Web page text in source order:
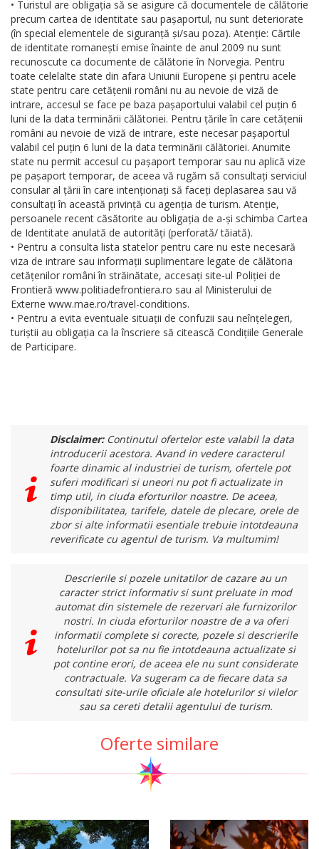
• Turistul are obligația să se asigure că documentele de călătorie
precum cartea de identitate sau pașaportul, nu sunt deteriorate
(în special elementele de siguranță și/sau poza). Atenție: Cărtile
de identitate romanești emise înainte de anul 2009 nu sunt
recunoscute ca documente de călătorie în Norvegia. Pentru
toate celelalte state din afara Uniunii Europene și pentru acele
state pentru care cetățenii români nu au nevoie de viză de
intrare, accesul se face pe baza pașaportului valabil cel puțin 6
luni de la data terminării călătoriei. Pentru țările în care cetățenii
români au nevoie de viză de intrare, este necesar pașaportul
valabil cel puțin 6 luni de la data terminării călătoriei. Anumite
state nu permit accesul cu pașaport temporar sau nu aplică vize
pe pașaport temporar, de aceea vă rugăm să consultați serviciul
consular al țării în care intenționați să faceți deplasarea sau vă
consultați în această privință cu agenția de turism. Atenție,
persoanele recent căsătorite au obligația de a-și schimba Cartea
de Identitate anulată de autorități (perforată/ tăiată).
• Pentru a consulta lista statelor pentru care nu este necesară
viza de intrare sau informații suplimentare legate de călătoria
cetățenilor români în străinătate, accesați site-ul Poliției de
Frontieră www.politiadefrontiera.ro sau al Ministerului de
Externe www.mae.ro/travel-conditions.
• Pentru a evita eventuale situații de confuzii sau neînțelegeri,
turiștii au obligația ca la înscriere să citească Condițiile Generale
de Participare.
Disclaimer:Continutul ofertelor este valabil la data
introducerii acestora. Avand in vedere caracterul
foarte dinamic al industriei de turism, ofertele pot
suferi modificari si uneori nu pot fi actualizate in
timp util, in ciuda eforturilor noastre. De aceea,
disponibilitatea, tarifele, datele de plecare, orele de
zbor si alte informatii esentiale trebuie intotdeauna
reverificate cu agentul de turism. Va multumim!
Descrierile si pozele unitatilor de cazare au un
caracter strict informativ si sunt preluate in mod
automat din sistemele de rezervari ale furnizorilor
nostri. In ciuda eforturilor noastre de a va oferi
informatii complete si corecte, pozele si descrierile
hotelurilor pot sa nu fie intotdeauna actualizate si
pot contine erori, de aceea ele nu sunt considerate
contractuale. Va sugeram ca de fiecare data sa
consultati site-urile oficiale ale hotelurilor si vilelor
sau sa cereti detalii agentului de turism.
Oferte similare